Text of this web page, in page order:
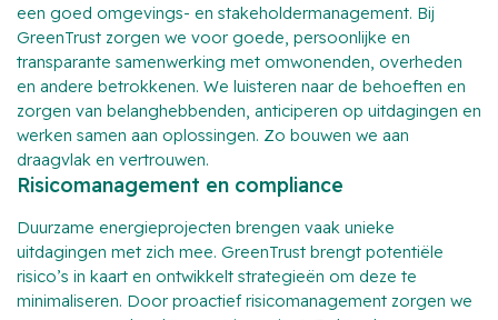
een goed omgevings- en stakeholdermanagement. Bij
GreenTrust zorgen we voor goede, persoonlijke en
transparante samenwerking met omwonenden, overheden
en andere betrokkenen. We luisteren naar de behoeften en
zorgen van belanghebbenden, anticiperen op uitdagingen en
werken samen aan oplossingen. Zo bouwen we aan
draagvlak en vertrouwen.
Risicomanagement en compliance
Duurzame energieprojecten brengen vaak unieke
uitdagingen met zich mee. GreenTrust brengt potentiële
risico’s in kaart en ontwikkelt strategieën om deze te
minimaliseren. Door proactief risicomanagement zorgen we